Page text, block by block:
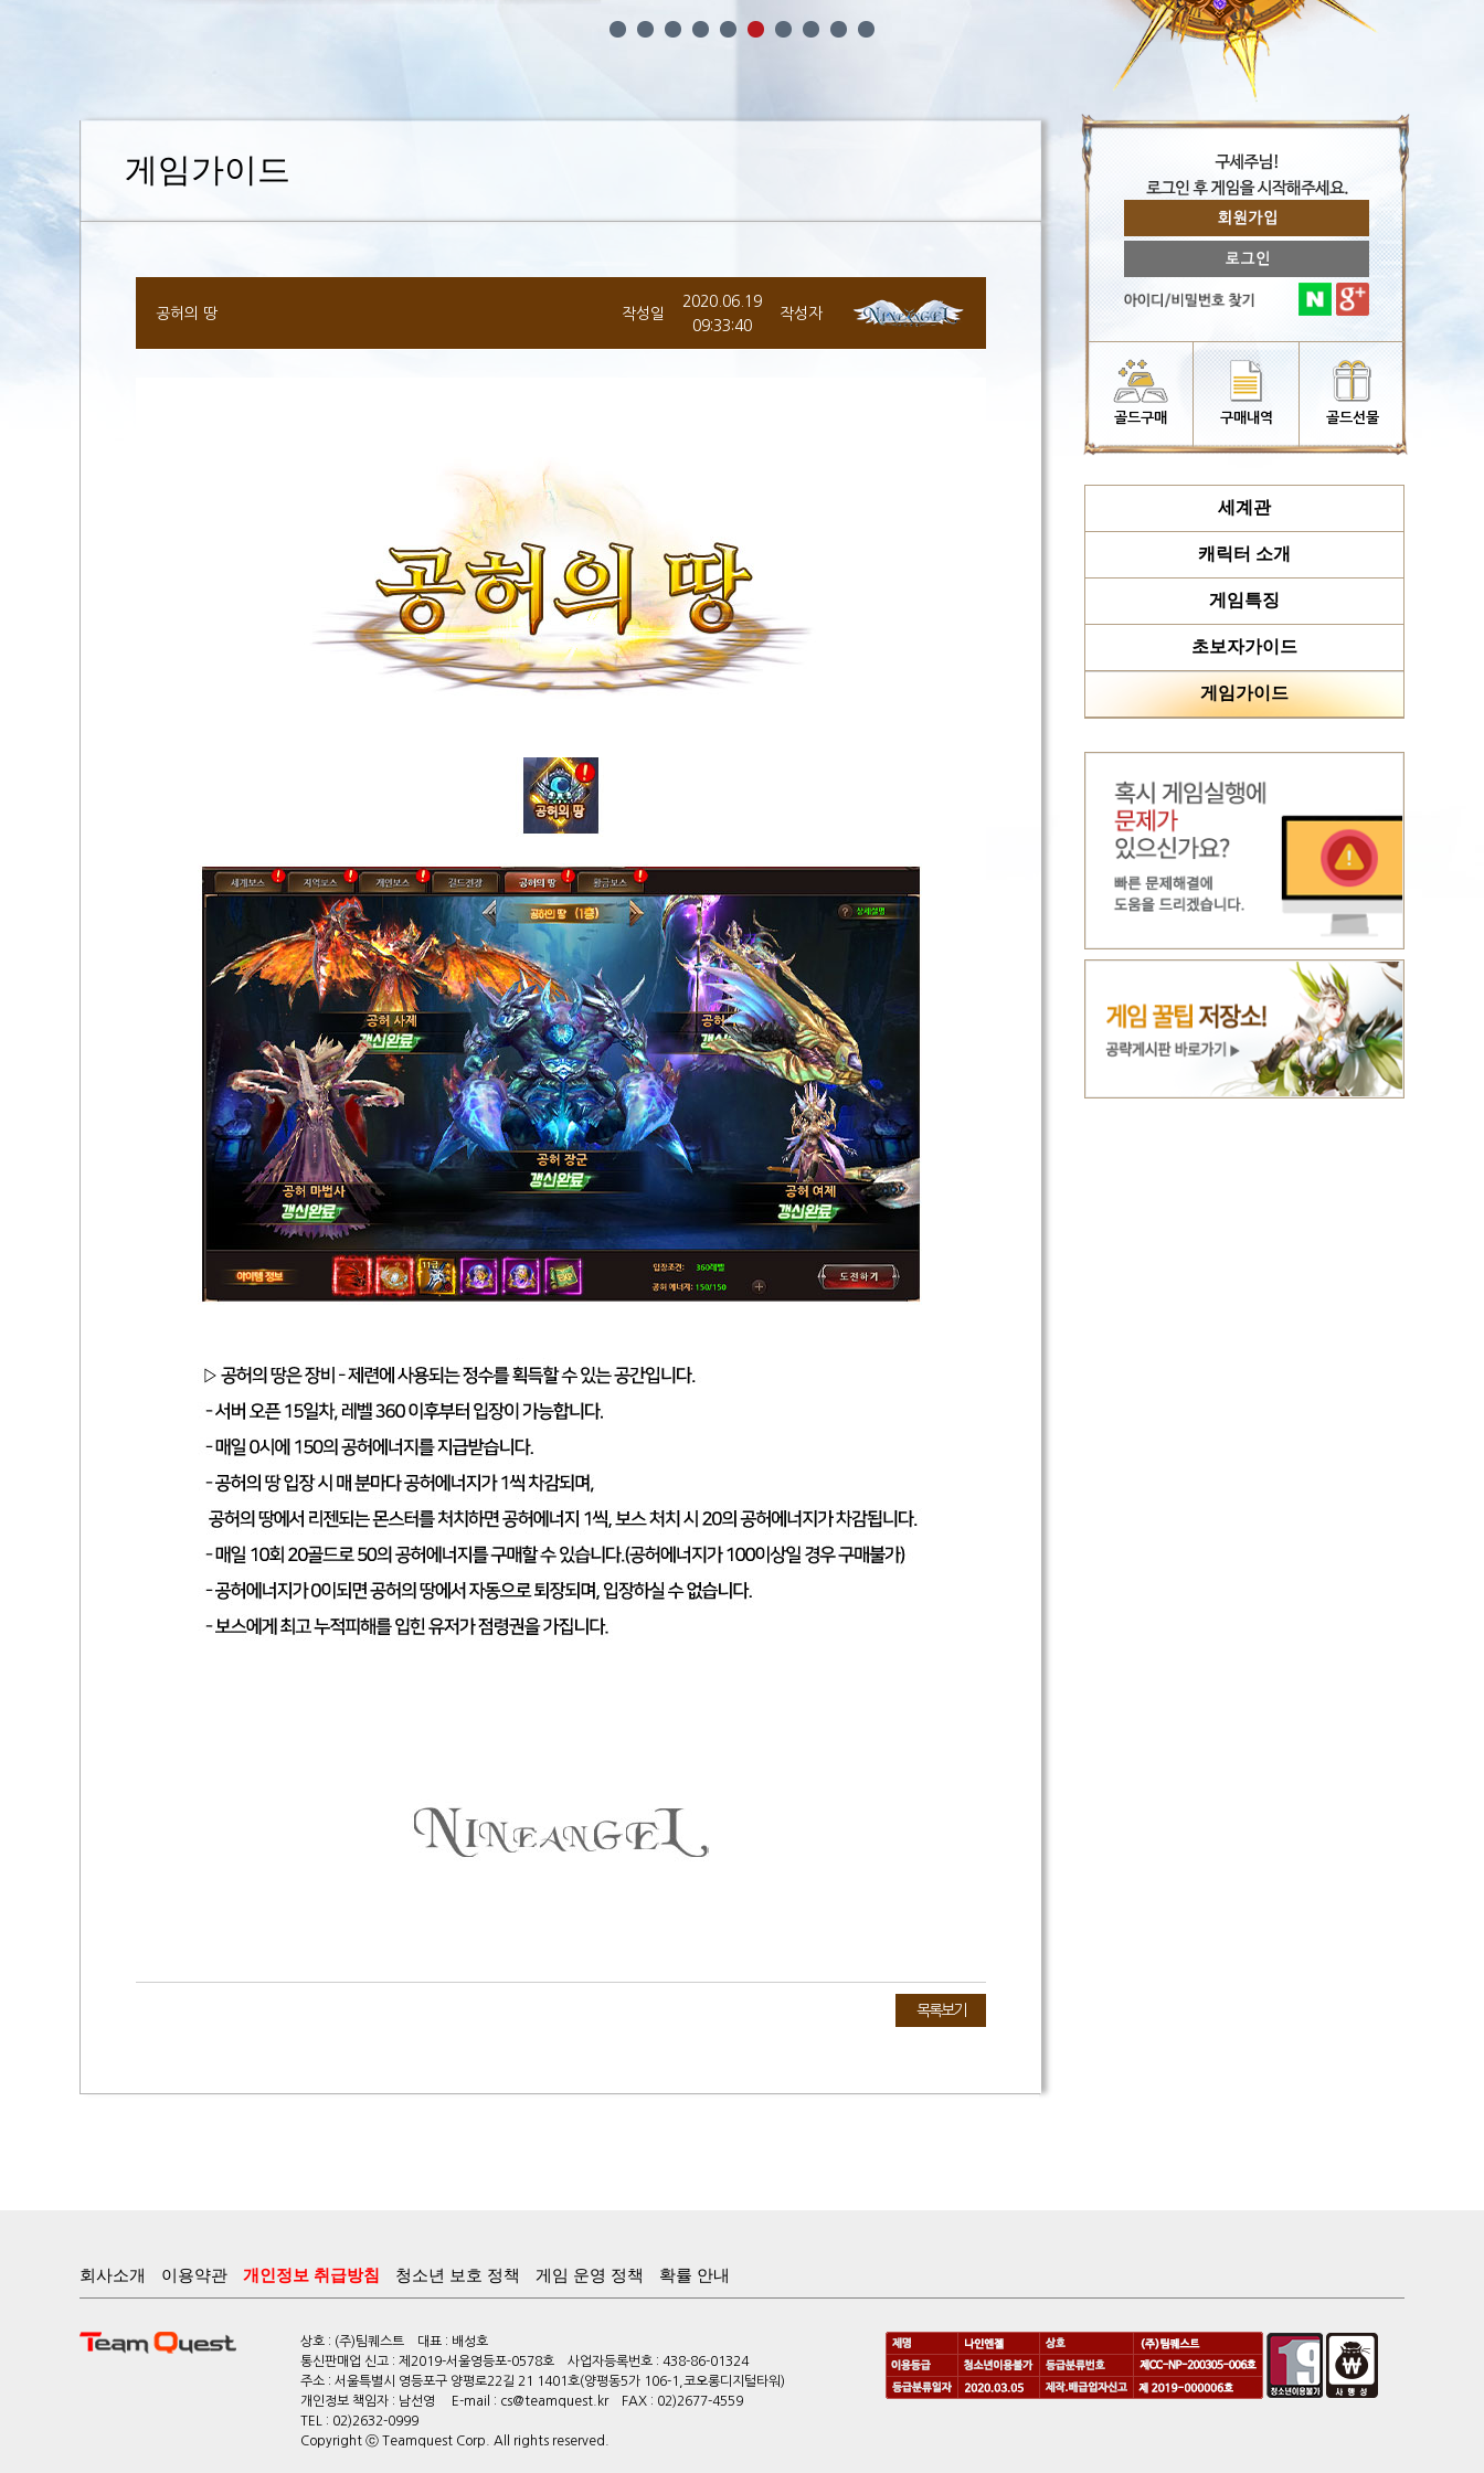
골드구매 구매내역 골드선물
게임가이드
공허의 땅 작성일
2020.06.19
09:33:40
작성자
목록보기
세계관
캐릭터 소개
게임특징
초보자가이드
게임가이드
회사소개 이용약관 개인정보 취급방침 청소년 보호 정책 게임 운영 정책 확률 안내
상호 : (주)팀퀘스트 대표 : 배성호
통신판매업 신고 : 제2019-서울영등포-0578호 사업자등록번호 : 438-86-01324
주소 : 서울특별시 영등포구 양평로22길 21 1401호(양평동5가 106-1,코오롱디지털타워)
개인정보 책임자 : 남선영 E-mail : cs@teamquest.kr FAX : 02)2677-4559
TEL : 02)2632-0999
Copyright ⓒ Teamquest Corp. All rights reserved.